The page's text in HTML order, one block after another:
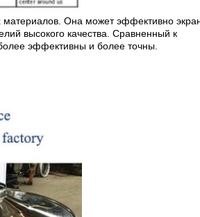
Она может эффективно
высокого качества. Сравненный к
эффективны и более точны.